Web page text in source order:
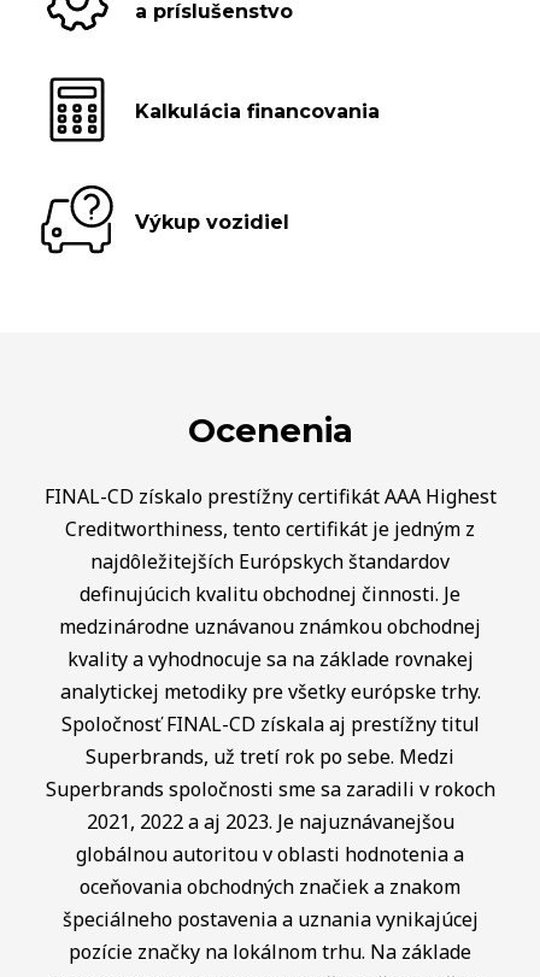
a príslušenstvo
Kalkulácia financovania
Výkup vozidiel
Ocenenia
FINAL-CD získalo prestížny certifikát AAA Highest
Creditworthiness, tento certifikát je jedným z
najdôležitejších Európskych štandardov
definujúcich kvalitu obchodnej činnosti. Je
medzinárodne uznávanou známkou obchodnej
kvality a vyhodnocuje sa na základe rovnakej
analytickej metodiky pre všetky európske trhy.
Spoločnosť FINAL-CD získala aj prestížny titul
Superbrands, už tretí rok po sebe. Medzi
Superbrands spoločnosti sme sa zaradili v rokoch
2021, 2022 a aj 2023. Je najuznávanejšou
globálnou autoritou v oblasti hodnotenia a
oceňovania obchodných značiek a znakom
špeciálneho postavenia a uznania vynikajúcej
pozície značky na lokálnom trhu. Na základe